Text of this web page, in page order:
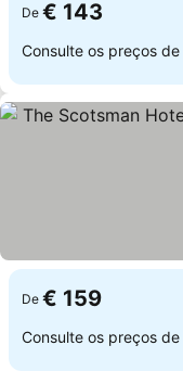
De € 143
Consulte os preços de
De € 159
Consulte os preços de